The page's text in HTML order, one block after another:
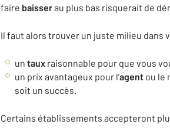
faire baisserau plus bas risquerait de
Il faut alors trouver un juste milieu dans
un taux raisonnable pour que vous
un prix avantageux pour l’agent ou le
soit un succès.
Certains établissements accepteront